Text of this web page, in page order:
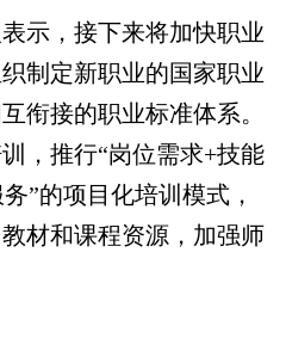
，接下来将加快职业
制定新职业的国家职业
衔接的职业标准体系。
，推行“岗位需求+技能
”的项目化培训模式，
材和课程资源，加强师